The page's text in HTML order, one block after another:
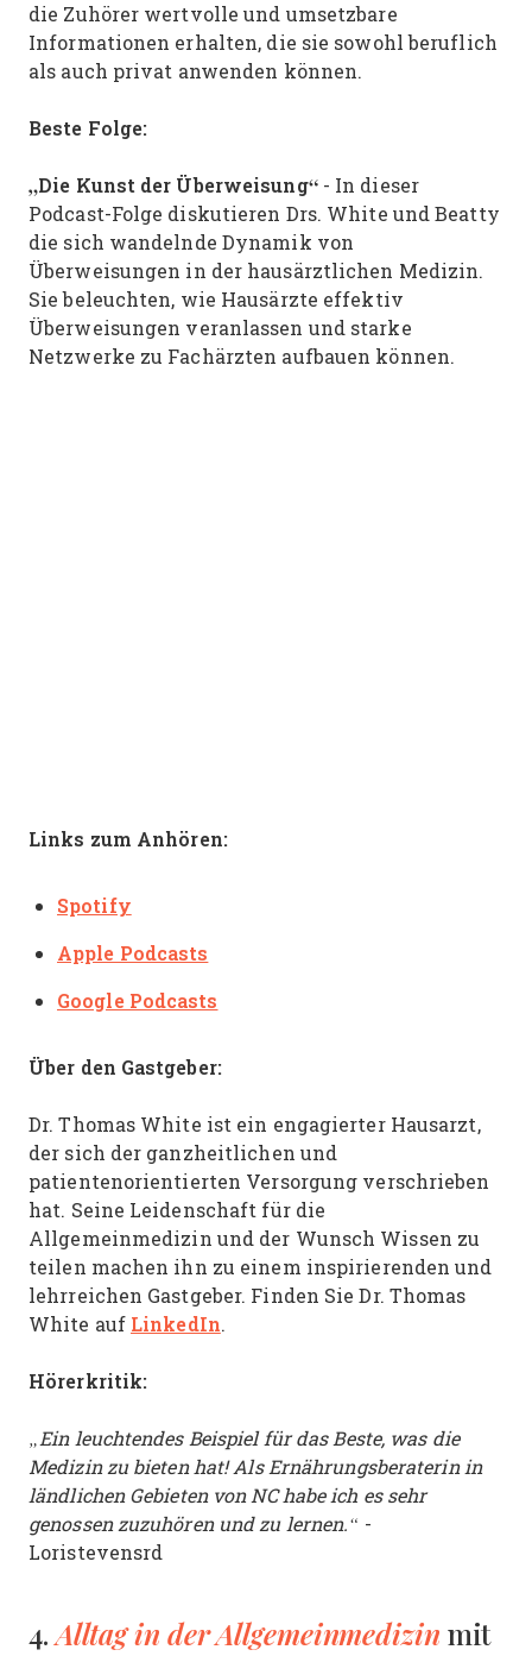
die Zuhörer wertvolle und umsetzbare
Informationen erhalten, die sie sowohl beruflich
als auch privat anwenden können.
Beste Folge:
„Die Kunst der Überweisung“ - In dieser
Podcast-Folge diskutieren Drs. White und Beatty
die sich wandelnde Dynamik von
Überweisungen in der hausärztlichen Medizin.
Sie beleuchten, wie Hausärzte effektiv
Überweisungen veranlassen und starke
Netzwerke zu Fachärzten aufbauen können.
Links zum Anhören:
Spotify
Apple Podcasts
Google Podcasts
Über den Gastgeber:
Dr. Thomas White ist ein engagierter Hausarzt,
der sich der ganzheitlichen und
patientenorientierten Versorgung verschrieben
hat. Seine Leidenschaft für die
Allgemeinmedizin und der Wunsch Wissen zu
teilen machen ihn zu einem inspirierenden und
lehrreichen Gastgeber. Finden Sie Dr. Thomas
White auf LinkedIn.
Hörerkritik:
„Ein leuchtendes Beispiel für das Beste, was die
Medizin zu bieten hat! Als Ernährungsberaterin in
ländlichen Gebieten von NC habe ich es sehr
genossen zuzuhören und zu lernen.“ -
Loristevensrd
4.Alltag in der Allgemeinmedizin mit